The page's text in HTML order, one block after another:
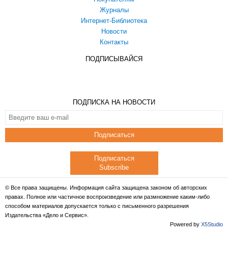
Журналы
Интернет-Библиотека
Новости
Контакты
ПОДПИСЫВАЙСЯ
ПОДПИСКА НА НОВОСТИ
Подписаться
Подписаться
Subscribe
© Все права защищены. Информация сайта защищена законом об авторских
правах. Полное или частичное воспроизведение или размножение каким-либо
способом материалов допускается только с письменного разрешения
Издательства «Дело и Сервис».
Powered by X5Studio